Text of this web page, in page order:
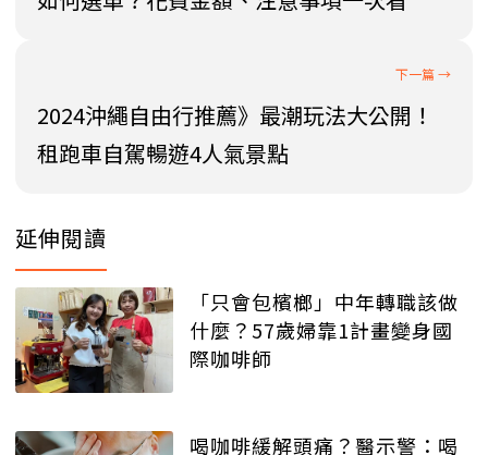
2024沖繩自由行推薦》最潮玩法大公開！
租跑車自駕暢遊4人氣景點
延伸閱讀
「只會包檳榔」中年轉職該做
什麼？57歲婦靠1計畫變身國
際咖啡師
喝咖啡緩解頭痛？醫示警：喝